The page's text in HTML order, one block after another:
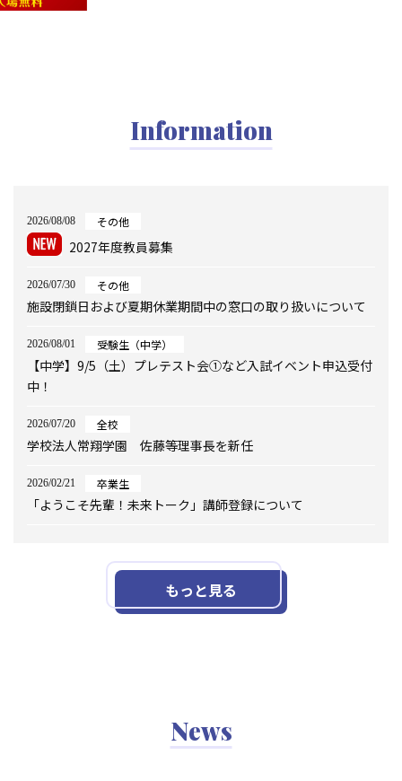
Information
2026/08/08 その他
2027年度教員募集
2026/07/30 その他
施設閉鎖日および夏期休業期間中の窓口の取り扱いについて
2026/08/01 受験生（中学）
【中学】9/5（土）プレテスト会①など入試イベント申込受付
中！
2026/07/20 全校
学校法人常翔学園 佐藤等理事長を新任
2026/02/21 卒業生
「ようこそ先輩！未来トーク」講師登録について
もっと見る
News